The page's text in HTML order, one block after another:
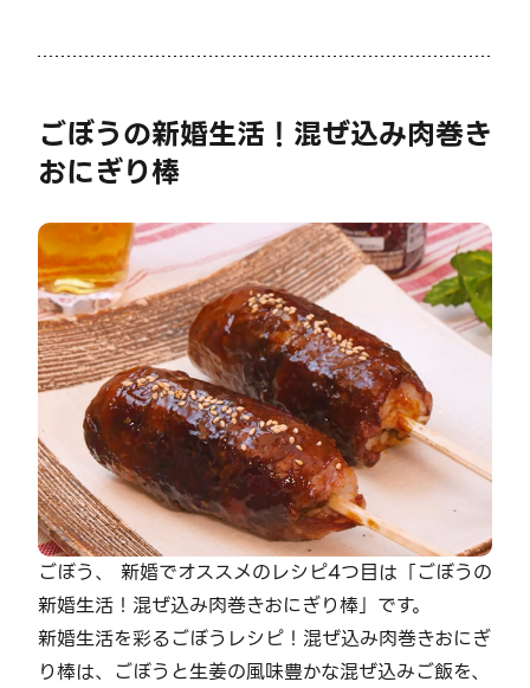
ごぼうの新婚生活！混ぜ込み肉巻き
おにぎり棒
ごぼう、 新婚でオススメのレシピ4つ目は「ごぼうの
新婚生活！混ぜ込み肉巻きおにぎり棒」です。
新婚生活を彩るごぼうレシピ！混ぜ込み肉巻きおにぎ
り棒は、ごぼうと生姜の風味豊かな混ぜ込みご飯を、